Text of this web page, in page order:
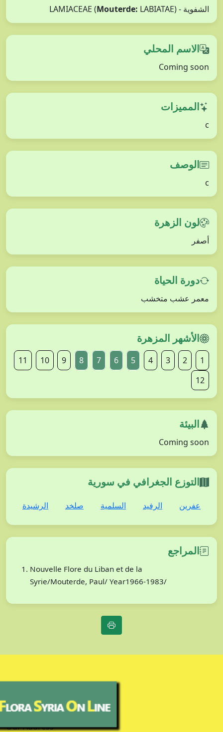
الشفوية - LAMIACEAE ( Mouterde: LABIATAE)
الاسم المحلي
Coming soon
المميزات
c
الوصف
c
لون الزهرة
أصفر
دورة الحياة
معمر عشب متخشب
الأشهر المزهرة
1
2
3
4
5
6
7
8
9
10
11
12
البيئة
Coming soon
التوزع الجغرافي في سورية
عفرين الرفيد السلمية صلخد الرشيدة
المراجع
Nouvelle Flore du Liban et de la
Syrie/Mouterde, Paul/ Year1966-1983/
Our Address